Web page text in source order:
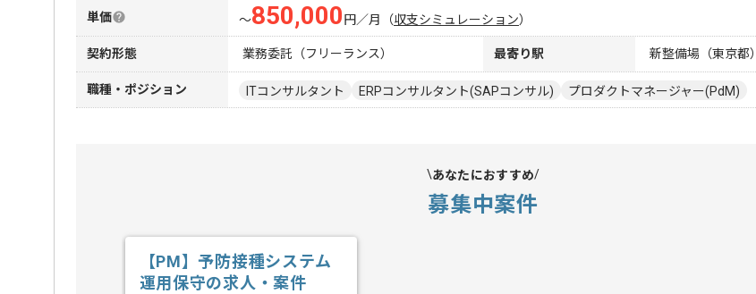
単価 〜850,000 円／月 （収支シミュレーション）
契約形態 業務委託（フリーランス） 最寄り駅 新整備場（東京都）
職種・ポジション ITコンサルタント ERPコンサルタント(SAPコンサル) プロダクトマネージャー(PdM)
あなたにおすすめ
募集中案件
【PM】予防接種システム
運用保守の求人・案件